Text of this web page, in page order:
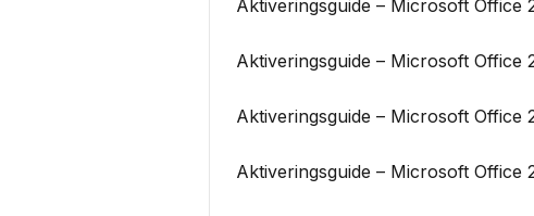
Aktiveringsguide – Microsoft Office
Aktiveringsguide – Microsoft Office
Aktiveringsguide – Microsoft Office
Aktiveringsguide – Microsoft Office